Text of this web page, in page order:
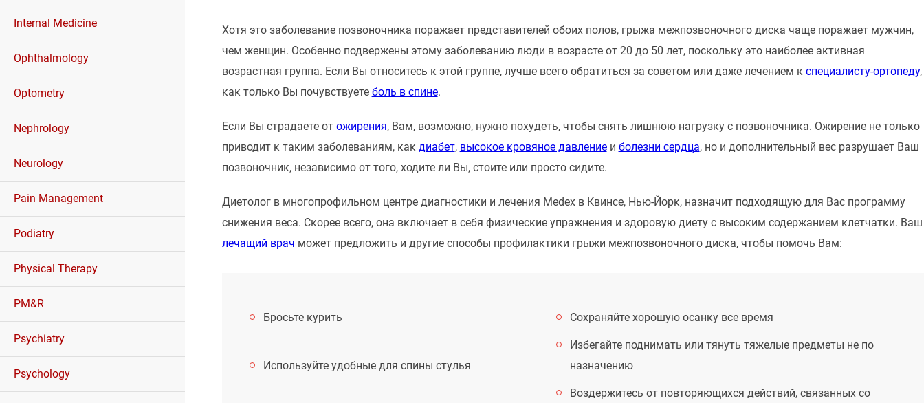
Internal Medicine
Ophthalmology
Optometry
Nephrology
Neurology
Pain Management
Podiatry
Physical Therapy
PM&R
Psychiatry
Psychology
Хотя это заболевание позвоночника поражает представителей обоих полов, грыжа межпозвоночного диска чаще поражает мужчин,
чем женщин. Особенно подвержены этому заболеванию люди в возрасте от 20 до 50 лет, поскольку это наиболее активная
возрастная группа. Если Вы относитесь к этой группе, лучше всего обратиться за советом или даже лечением к специалисту-ортопеду,
как только Вы почувствуете боль в спине.
Если Вы страдаете от ожирения, Вам, возможно, нужно похудеть, чтобы снять лишнюю нагрузку с позвоночника. Ожирение не только
приводит к таким заболеваниям, как диабет, высокое кровяное давлениеи болезни сердца, но и дополнительный вес разрушает Ваш
позвоночник, независимо от того, ходите ли Вы, стоите или просто сидите.
Диетолог в многопрофильном центре диагностики и лечения Medex в Квинсе, Нью-Йорк, назначит подходящую для Вас программу
снижения веса. Скорее всего, она включает в себя физические упражнения и здоровую диету с высоким содержанием клетчатки. Ваш
лечащий врач может предложить и другие способы профилактики грыжи межпозвоночного диска, чтобы помочь Вам:
Бросьте курить Сохраняйте хорошую осанку все время
Используйте удобные для спины стулья
Избегайте поднимать или тянуть тяжелые предметы не по
назначению
Воздержитесь от повторяющихся действий, связанных со